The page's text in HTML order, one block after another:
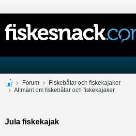
Forum
Fiskebåtar och fiskekajaker
Allmänt om fiskebåtar och fiskekajaker
Jula fiskekajak